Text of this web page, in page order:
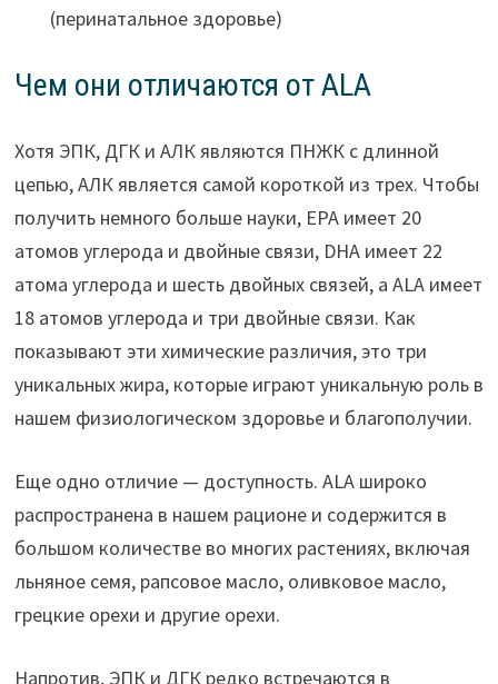
(перинатальное здоровье)
Чем они отличаются от ALA
Хотя ЭПК, ДГК и АЛК являются ПНЖК с длинной
цепью, АЛК является самой короткой из трех. Чтобы
получить немного больше науки, EPA имеет 20
атомов углерода и двойные связи, DHA имеет 22
атома углерода и шесть двойных связей, а ALA имеет
18 атомов углерода и три двойные связи. Как
показывают эти химические различия, это три
уникальных жира, которые играют уникальную роль в
нашем физиологическом здоровье и благополучии.
Еще одно отличие — доступность. ALA широко
распространена в нашем рационе и содержится в
большом количестве во многих растениях, включая
льняное семя, рапсовое масло, оливковое масло,
грецкие орехи и другие орехи.
Напротив, ЭПК и ДГК редко встречаются в